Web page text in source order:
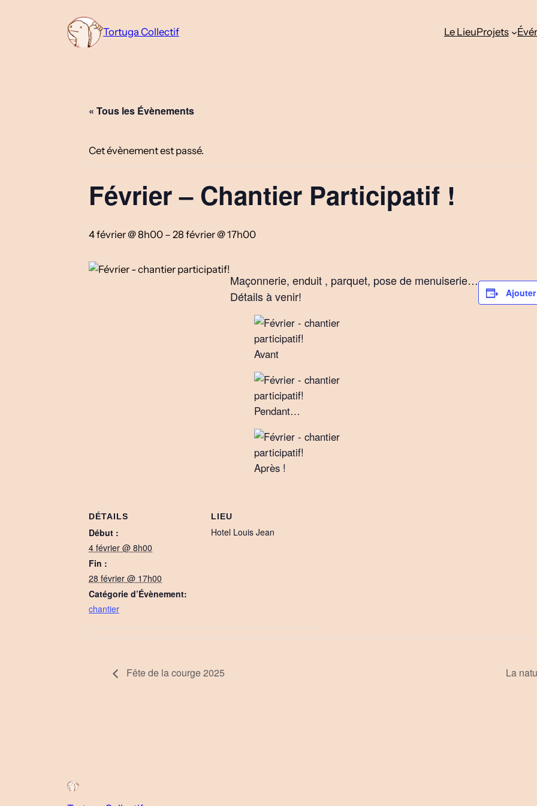
Tortuga Collectif Le LieuProjets
« Tous les Évènements
Cet évènement est passé.
Février – Chantier Participatif !
4 février @ 8h00 – 28 février @ 17h00
Maçonnerie, enduit , parquet, pose de menuiserie…
Détails à venir!
Avant
Pendant…
Après !
DÉTAILS
Début :
4 février @ 8h00
Fin :
28 février @ 17h00
Catégorie d’Évènement:
chantier
LIEU
Hotel Louis Jean
Fête de la courge 2025 La